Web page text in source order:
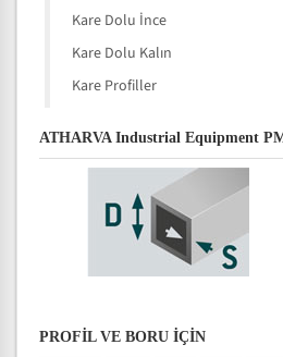
Kare Dolu İnce
Kare Dolu Kalın
Kare Profiller
ATHARVA Industrial Equipment
PROFİL VE BORU İÇİN